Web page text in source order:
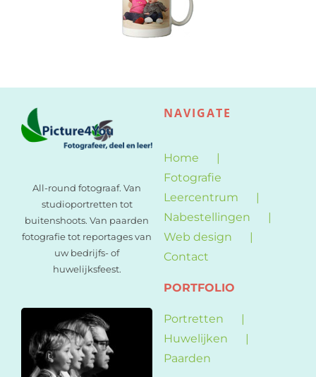
All-round fotograaf. Van
studioportretten tot
buitenshoots. Van paarden
fotografie tot reportages van
uw bedrijfs- of
huwelijksfeest.
NAVIGATE
Home
Fotografie
Leercentrum
Nabestellingen
Web design
Contact
PORTFOLIO
Portretten
Huwelijken
Paarden